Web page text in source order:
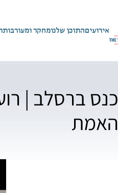
אירועיםהתוכן שלנומחקר ומעורבות
כנס ברסלב |
האמת